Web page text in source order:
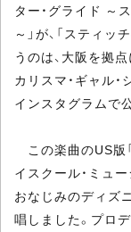
ター・グライド ～
～」が、「スティッ
うのは、大阪を拠
カリスマ・ギャル
インスタグラムで
この楽曲のUS版
イスクール・ミュ
おなじみのディズ
唱しました。プロ